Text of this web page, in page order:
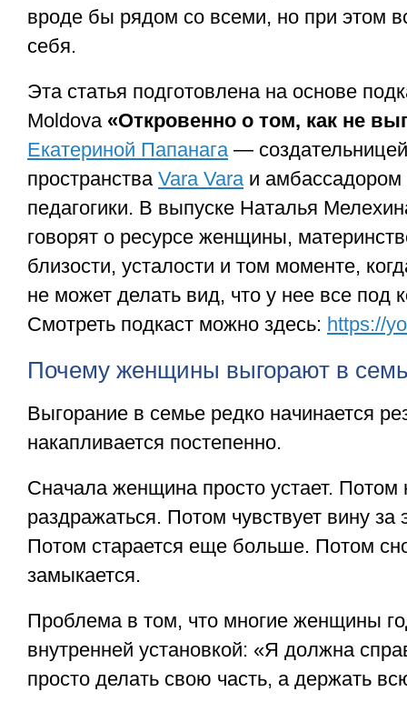
вроде бы рядом со всеми, но при этом
себя.
Эта статья подготовлена на основе
Moldova «Откровенно о том, как не
Екатериной Папанага—
пространства Vara Varaи амбассадором
педагогики. В выпуске Наталья
говорят о ресурсе женщины,
близости, усталости и том моменте,
не может делать вид, что у нее все под
Смотреть подкаст можно здесь: https://
Почему женщины выгорают в
Выгорание в семье редко начинается
накапливается постепенно.
Сначала женщина просто устает. Потом
раздражаться. Потом чувствует вину за
Потом старается еще больше. Потом
замыкается.
Проблема в том, что многие женщины
внутренней установкой: «Я должна
просто делать свою часть, а держать